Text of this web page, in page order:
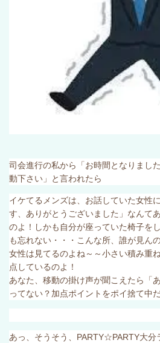
司会進行の私から「お時間となりまし
動下さい」と言われたら
イケてるメンズは、お話していた女性
す、ありがとうございました」なんて
のよ！しかも自分が座っていた椅子を
も忘れない・・・こんな所、誰が見ん
女性は見てるのよね～～小さい積み重
点しているのよ！
あなた、移動の掛け声が聞こえたら「
ってない？加点ポイントをポイ捨て中だ
あっ、そうそう、 PARTY☆PARTY大分